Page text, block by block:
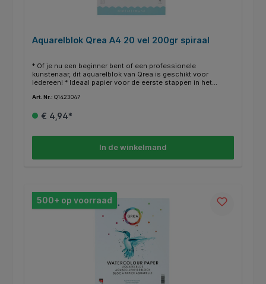
Aquarelblok Qrea A4 20 vel 200gr spiraal
* Of je nu een beginner bent of een professionele
kunstenaar, dit aquarelblok van Qrea is geschikt voor
iedereen! * Ideaal papier voor de eerste stappen in het
heeft een dubbele spiraal. * Het bevat zuurvrij papier, dat niet
onderkant zorgt voor optimaal gebruiksgemak. * Afmeting:
Art. Nr.: Q1423047
€ 4,94*
In de winkelmand
500+ op voorraad